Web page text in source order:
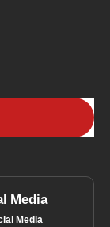
Media
Media